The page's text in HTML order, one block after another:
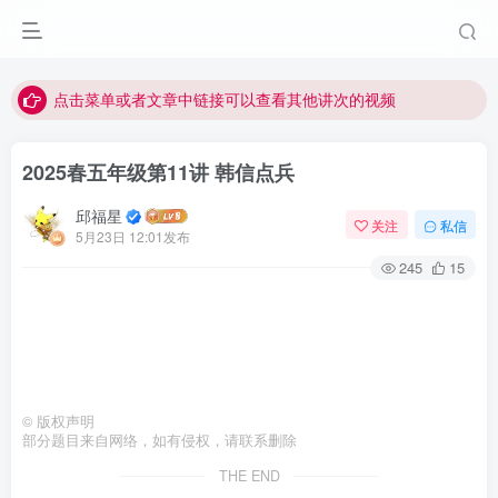
点击菜单或者文章中链接可以查看其他讲次的视频
视频无法观看的微信发消息给邱老师重置即可
2025春五年级第11讲 韩信点兵
邱福星
5月23日 12:01发布
关注 私信
245 15
© 版权声明
部分题目来自网络，如有侵权，请联系删除
THE END